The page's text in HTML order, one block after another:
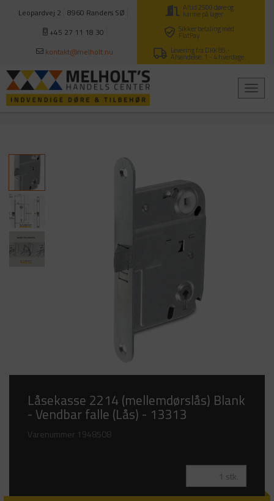
Leopardvej 2 8960 Randers SØ
+45 27 11 18 30
kontakt@melholt.nu
Altid 2500 døre og
karme på lager
Sikker betaling med
FlatPay
Levering fra DKK 85,-
Afsendelse: 1 - 4 hverdage.
Låsekasse 2214 (mellemdørslås) Blank
- Vendbar falle (Lås) - 13313
Varenummer 1948508